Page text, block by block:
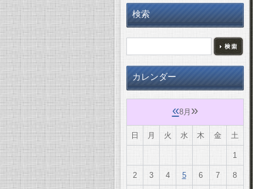
検索
カレンダー
«8月 »
日 月 火 水 木 金 土
1
2 3 4 5 6 7 8